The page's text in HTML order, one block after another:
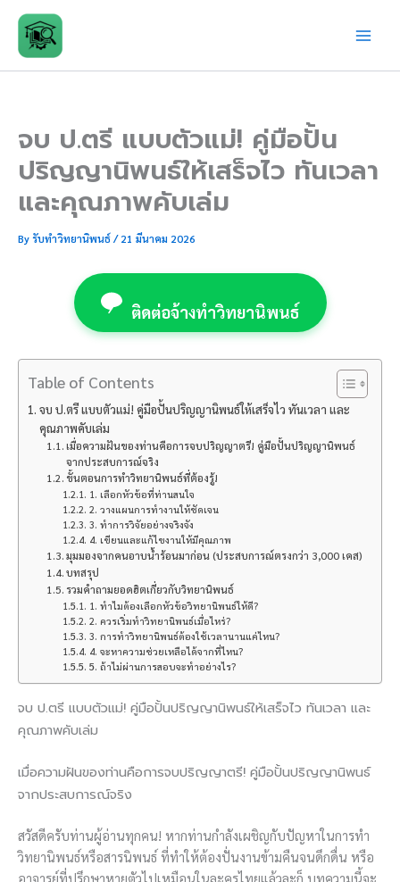
content
จบ ป.ตรี แบบตัวแม่! คู่มือปั้น
ปริญญานิพนธ์ให้เสร็จไว ทันเวลา
และคุณภาพคับเล่ม
Byรับทำวิทยานิพนธ์/21 มีนาคม 2026
ติดต่อจ้างทำวิทยานิพนธ์
Table of Contents
จบ ป.ตรี แบบตัวแม่! คู่มือปั้นปริญญานิพนธ์ให้เสร็จไว ทันเวลา และ
คุณภาพคับเล่ม
เมื่อความฝันของท่านคือการจบปริญญาตรี! คู่มือปั้นปริญญานิพนธ์
จากประสบการณ์จริง
ขั้นตอนการทำวิทยานิพนธ์ที่ต้องรู้!
1. เลือกหัวข้อที่ท่านสนใจ
2. วางแผนการทำงานให้ชัดเจน
3. ทำการวิจัยอย่างจริงจัง
4. เขียนและแก้ไขงานให้มีคุณภาพ
มุมมองจากคนอาบน้ำร้อนมาก่อน (ประสบการณ์ตรงกว่า 3,000 เคส)
บทสรุป
รวมคำถามยอดฮิตเกี่ยวกับวิทยานิพนธ์
1. ทำไมต้องเลือกหัวข้อวิทยานิพนธ์ให้ดี?
2. ควรเริ่มทำวิทยานิพนธ์เมื่อไหร่?
3. การทำวิทยานิพนธ์ต้องใช้เวลานานแค่ไหน?
4. จะหาความช่วยเหลือได้จากที่ไหน?
5. ถ้าไม่ผ่านการสอบจะทำอย่างไร?
จบ ป.ตรี แบบตัวแม่! คู่มือปั้นปริญญานิพนธ์ให้เสร็จไว ทันเวลา และ
คุณภาพคับเล่ม
เมื่อความฝันของท่านคือการจบปริญญาตรี! คู่มือปั้นปริญญานิพนธ์
จากประสบการณ์จริง
สวัสดีครับท่านผู้อ่านทุกคน! หากท่านกำลังเผชิญกับปัญหาในการทำ
วิทยานิพนธ์หรือสารนิพนธ์ ที่ทำให้ต้องปั่นงานข้ามคืนจนดึกดื่น หรือ
อาจารย์ที่ปรึกษาหายตัวไปเหมือนในละครไทยแล้วละก็ บทความนี้จะ